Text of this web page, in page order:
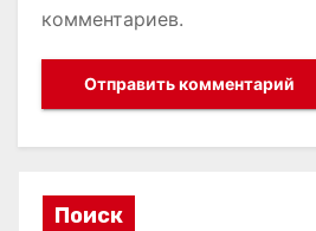
комментариев.
Поиск